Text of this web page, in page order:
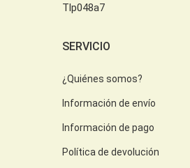
Tlp048a7
SERVICIO
¿Quiénes somos?
Información de envío
Información de pago
Política de devolución